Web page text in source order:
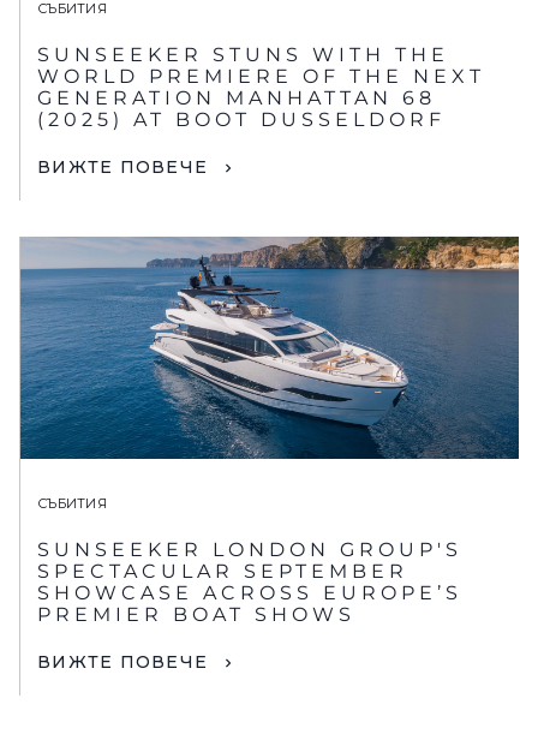
СЪБИТИЯ
SUNSEEKER STUNS WITH THE
WORLD PREMIERE OF THE NEXT
GENERATION MANHATTAN 68
(2025) AT BOOT DUSSELDORF
ВИЖТЕ ПОВЕЧЕ
СЪБИТИЯ
SUNSEEKER LONDON GROUP'S
SPECTACULAR SEPTEMBER
SHOWCASE ACROSS EUROPE’S
PREMIER BOAT SHOWS
ВИЖТЕ ПОВЕЧЕ